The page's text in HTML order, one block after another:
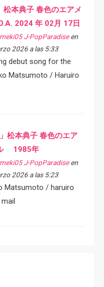
松本典子 春色のエアメ
2024 年 02月 17日
J-PopParadiseen
2026 a las 5:33
debut song for the
Matsumoto / Haruiro
」松本典子 春色のエア
1985年
J-PopParadiseen
2026 a las 5:23
Matsumoto / haruiro